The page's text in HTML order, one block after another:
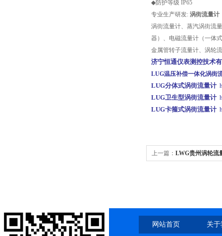
◆防护等级 IP65
专业生产研发: 涡街流量计
涡街流量计、蒸汽涡街流
器）、电磁流量计（一体
金属管转子流量计、涡轮
济宁恒通仪表测控技术
LUG温压补偿一体化涡街
LUG分体式涡街流量计
LUG卫生型涡街流量计
LUG卡箍式涡街流量计
上一篇： LWG贵州涡轮流
网站首页 关